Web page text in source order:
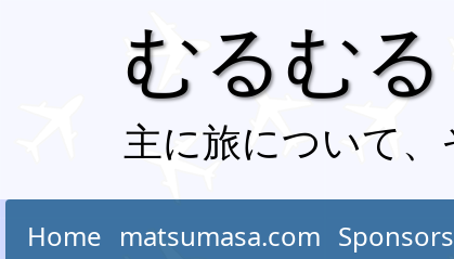
むるむ
主に旅について、
Home matsumasa.com Sponsors